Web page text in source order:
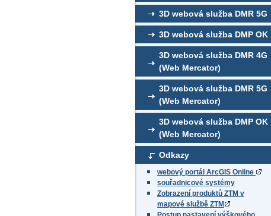
3D webová služba DMR 5G
3D webová služba DMP OK
3D webová služba DMR 4G
(Web Mercator)
3D webová služba DMR 5G
(Web Mercator)
3D webová služba DMP OK
(Web Mercator)
Odkazy
webový portál ArcGIS Online
souřadnicové systémy
Zobrazení produktů ZTM v
mapové službě ZTM